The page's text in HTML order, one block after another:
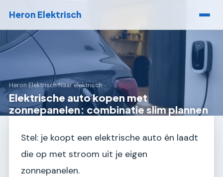
Heron Elektrisch
Heron Elektrisch›Naar elektrisch
Elektrische auto kopen met
zonnepanelen: combinatie slim plannen
Stel: je koopt een elektrische auto én laadt
die op met stroom uit je eigen
zonnepanelen.